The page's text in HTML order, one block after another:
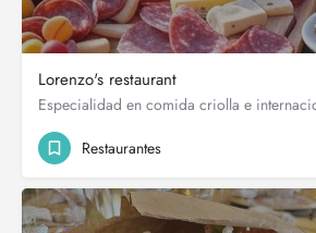
Lorenzo's restaurant
Restaurantes